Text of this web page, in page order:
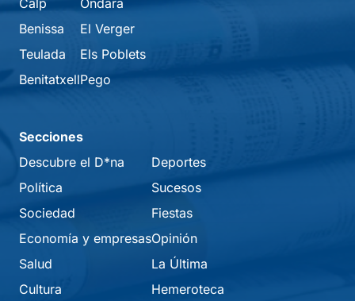
Calp
Benissa
Teulada
Benitatxell
Ondara
El Verger
Els Poblets
Pego
Secciones
Descubre el D*na
Política
Sociedad
Economía y empresas
Salud
Cultura
Deportes
Sucesos
Fiestas
Opinión
La Última
Hemeroteca